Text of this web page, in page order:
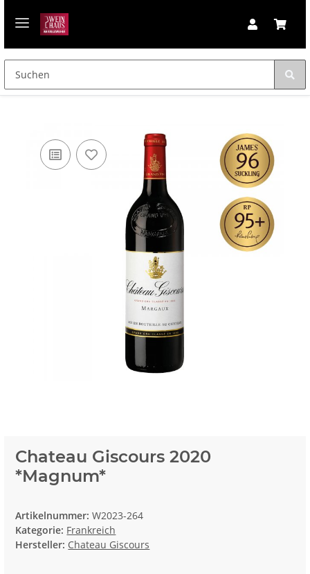
Chateau Giscours 2020
*Magnum*
Artikelnummer:W2023-264
Kategorie: Frankreich
Hersteller: Chateau Giscours